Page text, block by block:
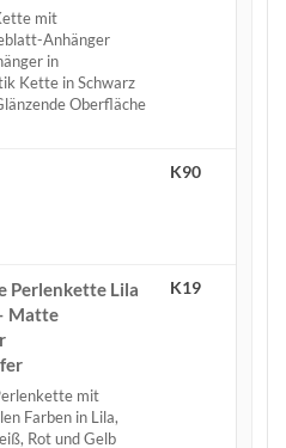
mit
Anhänger
in
Kette in Schwarz
Oberfläche
K90
Perlenkette Lila
Matte
mit
Farben in Lila,
Rot und Gelb
K19